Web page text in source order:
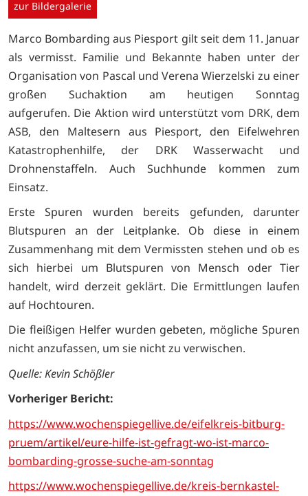
zur Bildergalerie
Marco Bombarding aus Piesport gilt seit dem 11. Januar
als vermisst. Familie und Bekannte haben unter der
Organisation von Pascal und Verena Wierzelski zu einer
großen Suchaktion am heutigen Sonntag
aufgerufen. Die Aktion wird unterstützt vom DRK, dem
ASB, den Maltesern aus Piesport, den Eifelwehren
Katastrophenhilfe, der DRK Wasserwacht und
Drohnenstaffeln. Auch Suchhunde kommen zum
Einsatz.
Erste Spuren wurden bereits gefunden, darunter
Blutspuren an der Leitplanke. Ob diese in einem
Zusammenhang mit dem Vermissten stehen und ob es
sich hierbei um Blutspuren von Mensch oder Tier
handelt, wird derzeit geklärt. Die Ermittlungen laufen
auf Hochtouren.
Die fleißigen Helfer wurden gebeten, mögliche Spuren
nicht anzufassen, um sie nicht zu verwischen.
Quelle: Kevin Schößler
Vorheriger Bericht:
https://www.wochenspiegellive.de/eifelkreis-bitburg-
pruem/artikel/eure-hilfe-ist-gefragt-wo-ist-marco-
bombarding-grosse-suche-am-sonntag
https://www.wochenspiegellive.de/kreis-bernkastel-